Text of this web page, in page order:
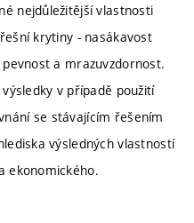
nejdůležitější vlastnosti
krytiny - nasákavost
a mrazuvzdornost.
v případě použití
se stávajícím řešením
výsledných vlastností
ekonomického.